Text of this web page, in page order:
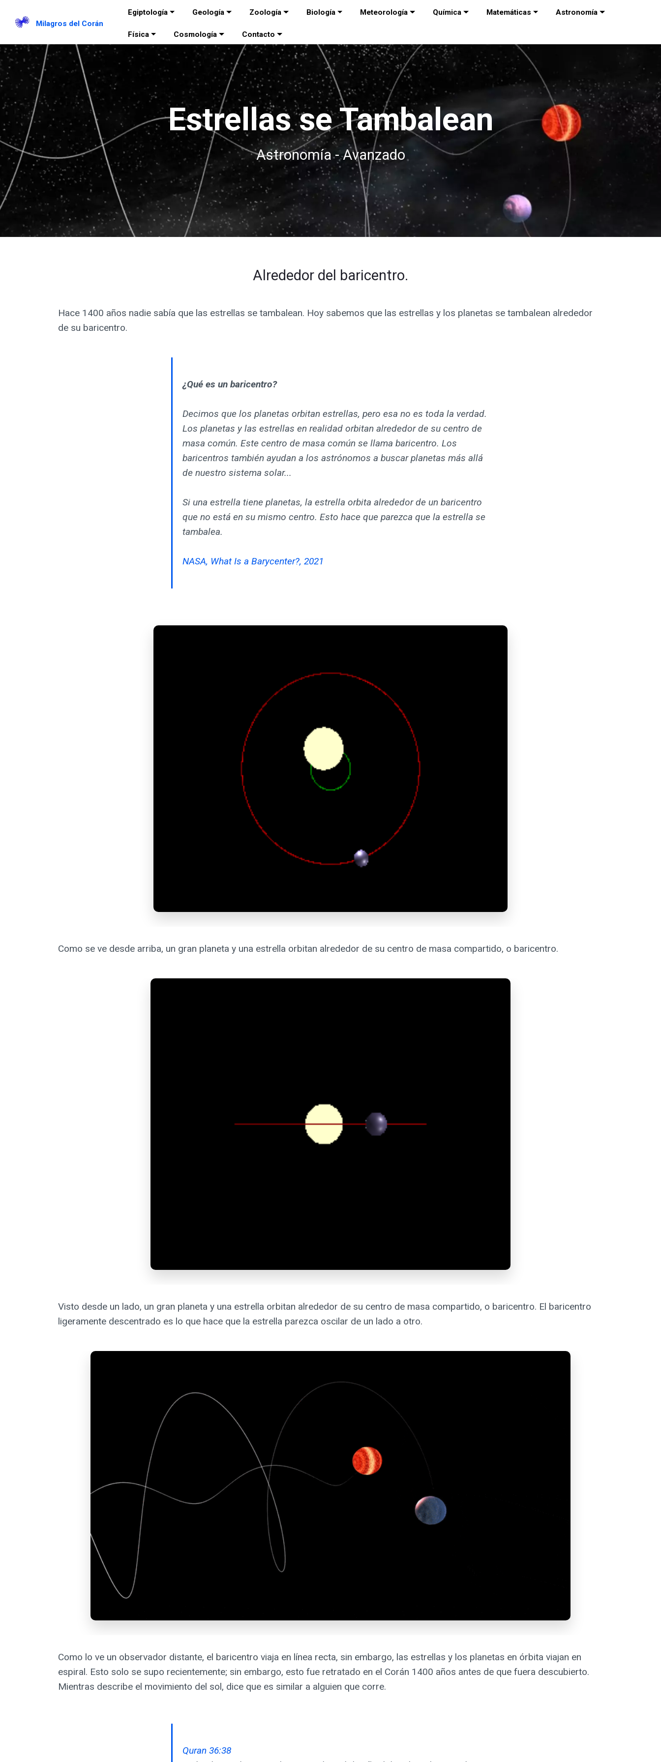
Milagros del Corán
Egiptología Geología Zoología Biología Meteorología Química Matemáticas Astronomía
Física Cosmología Contacto
Estrellas se Tambalean
Astronomía - Avanzado
Alrededor del baricentro.
Hace 1400 años nadie sabía que las estrellas se tambalean. Hoy sabemos que las estrellas y los planetas se tambalean alrededor
de su baricentro.
¿Qué es un baricentro?
Decimos que los planetas orbitan estrellas, pero esa no es toda la verdad.
Los planetas y las estrellas en realidad orbitan alrededor de su centro de
masa común. Este centro de masa común se llama baricentro. Los
baricentros también ayudan a los astrónomos a buscar planetas más allá
de nuestro sistema solar...
Si una estrella tiene planetas, la estrella orbita alrededor de un baricentro
que no está en su mismo centro. Esto hace que parezca que la estrella se
tambalea.
NASA, What Is a Barycenter?, 2021
Como se ve desde arriba, un gran planeta y una estrella orbitan alrededor de su centro de masa compartido, o baricentro.
Visto desde un lado, un gran planeta y una estrella orbitan alrededor de su centro de masa compartido, o baricentro. El baricentro
ligeramente descentrado es lo que hace que la estrella parezca oscilar de un lado a otro.
Como lo ve un observador distante, el baricentro viaja en línea recta, sin embargo, las estrellas y los planetas en órbita viajan en
espiral. Esto solo se supo recientemente; sin embargo, esto fue retratado en el Corán 1400 años antes de que fuera descubierto.
Mientras describe el movimiento del sol, dice que es similar a alguien que corre.
Quran 36:38